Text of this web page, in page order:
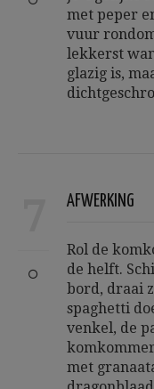
met peper
vuur
lekkerst
glazig is,
AFWERKING
Rol de
de helft.
bord, draai
spaghetti
venkel, de
met